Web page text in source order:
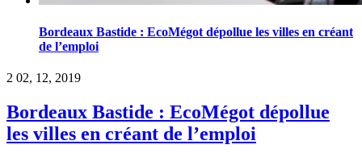
Bordeaux Bastide : EcoMégot dépollue les villes en créant
de l’emploi
2 02, 12, 2019
Bordeaux Bastide : EcoMégot dépollue
les villes en créant de l’emploi